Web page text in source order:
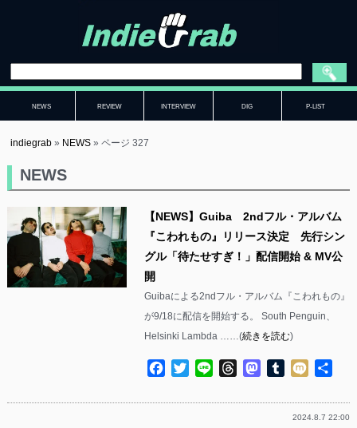
NEWS REVIEW INTERVIEW DIG P-LIST
indiegrab » NEWS »ページ 327
NEWS
【NEWS】Guiba 2ndフル・アルバム
『こわれもの』リリース決定 先行シン
グル「待たせすぎ！」配信開始 & MV公
開
Guibaによる2ndフル・アルバム『こわれもの』
が9/18に配信を開始する。 South Penguin、
Helsinki Lambda ……(続きを読む)
Facebook
TwitterLine ThreadsMastodon
Tumblr
Mixi
2024.8.7 22:00